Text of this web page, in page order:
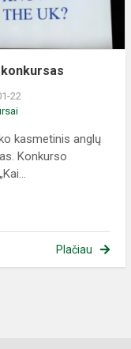
22
kasmetinis anglų
Konkurso
Plačiau